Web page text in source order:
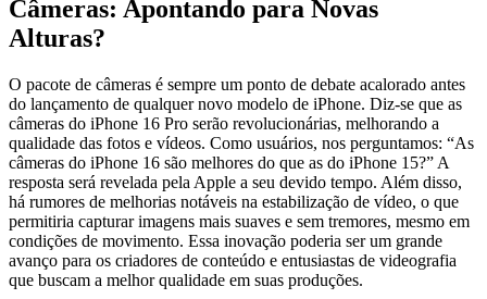
Câmeras: Apontando para Novas
Alturas?
O pacote de câmeras é sempre um ponto de debate acalorado antes
do lançamento de qualquer novo modelo de iPhone. Diz-se que as
câmeras do iPhone 16 Pro serão revolucionárias, melhorando a
qualidade das fotos e vídeos. Como usuários, nos perguntamos: “As
câmeras do iPhone 16 são melhores do que as do iPhone 15?” A
resposta será revelada pela Apple a seu devido tempo. Além disso,
há rumores de melhorias notáveis na estabilização de vídeo, o que
permitiria capturar imagens mais suaves e sem tremores, mesmo em
condições de movimento. Essa inovação poderia ser um grande
avanço para os criadores de conteúdo e entusiastas de videografia
que buscam a melhor qualidade em suas produções.